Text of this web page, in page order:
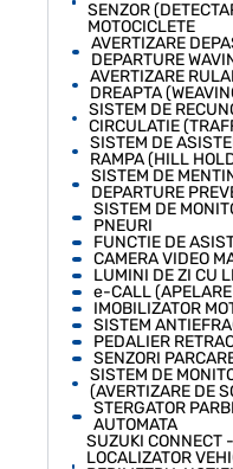
SENZOR
MOTOCICLETE
AVERTIZARE
DEPARTURE
AVERTIZARE
DREAPTA
SISTEM DE
CIRCULATIE
SISTEM DE
RAMPA (HILL
SISTEM DE
DEPARTURE
SISTEM DE
PNEURI
FUNCTIE DE
CAMERA VIDEO
LUMINI DE ZI CU
e-CALL
IMOBILIZATOR
SISTEM
PEDALIER
SENZORI
SISTEM DE
(AVERTIZARE DE
STERGATOR
AUTOMATA
SUZUKI CONNECT
LOCALIZATOR